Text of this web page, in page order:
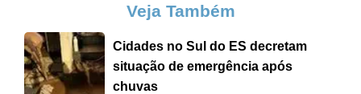
Veja Também
Cidades no Sul do ES decretam
situação de emergência após
chuvas